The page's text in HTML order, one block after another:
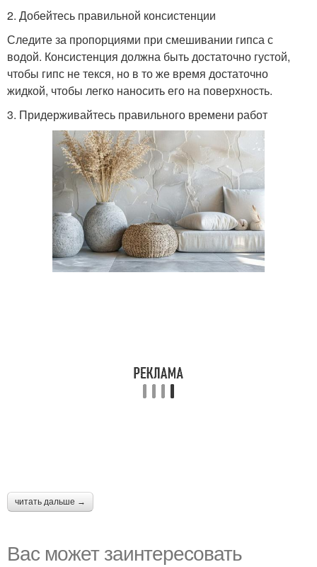
2. Добейтесь правильной консистенции
Следите за пропорциями при смешивании гипса с
водой. Консистенция должна быть достаточно густой,
чтобы гипс не текся, но в то же время достаточно
жидкой, чтобы легко наносить его на поверхность.
3. Придерживайтесь правильного времени работ
читать дальше →
Вас может заинтересовать